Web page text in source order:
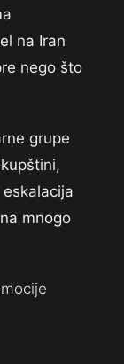
na Iran
nego što
grupe
mnogo